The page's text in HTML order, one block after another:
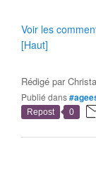
Voir les
[Haut]
Rédigé par
Publié dans
Repost 0